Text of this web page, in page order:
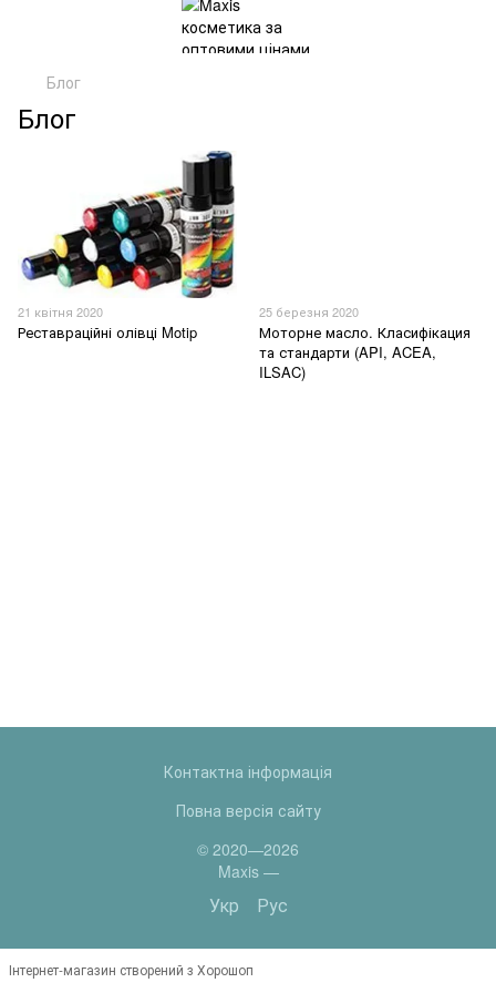
Блог
Блог
21 квітня 2020
Реставраційні олівці Motip
25 березня 2020
Моторне масло. Класифікация
та стандарти (API, ACEA,
ILSAC)
Контактна інформація
Повна версія сайту
© 2020—2026
Maxis —
Укр Рус
Інтернет-магазин створений з Хорошоп